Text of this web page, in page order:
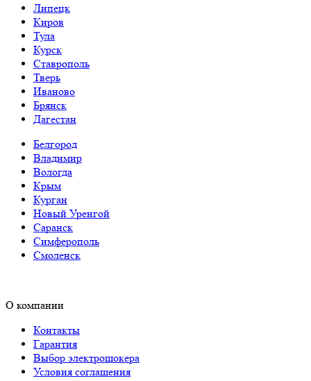
Липецк
Киров
Тула
Курск
Ставрополь
Тверь
Иваново
Брянск
Дагестан
Белгород
Владимир
Вологда
Крым
Курган
Новый Уренгой
Саранск
Симферополь
Смоленск
О компании
Контакты
Гарантия
Выбор электрошокера
Условия соглашения